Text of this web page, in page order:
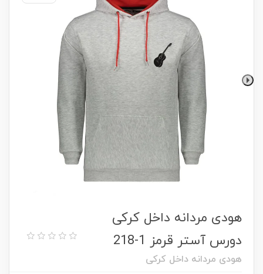
هودی مردانه داخل کرکی
دورس آستر قرمز 1-218
هودی مردانه داخل کرکی